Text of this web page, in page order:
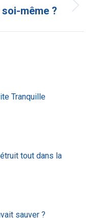
même ?
Tranquille
tout dans la
sauver ?